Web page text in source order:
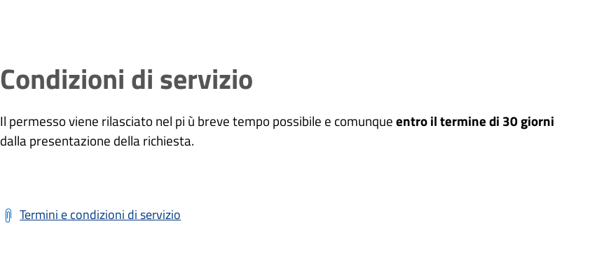
Condizioni di servizio
Il permesso viene rilasciato nel pi ù breve tempo possibile e comunqueentro il termine di 30 giorni
dalla presentazione della richiesta.
Termini e condizioni di servizio